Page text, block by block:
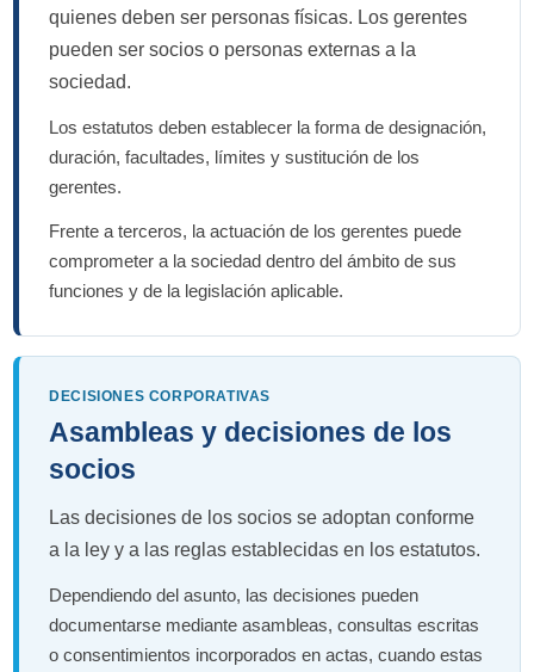
quienes deben ser personas físicas. Los gerentes
pueden ser socios o personas externas a la
sociedad.
Los estatutos deben establecer la forma de designación,
duración, facultades, límites y sustitución de los
gerentes.
Frente a terceros, la actuación de los gerentes puede
comprometer a la sociedad dentro del ámbito de sus
funciones y de la legislación aplicable.
DECISIONES CORPORATIVAS
Asambleas y decisiones de los
socios
Las decisiones de los socios se adoptan conforme
a la ley y a las reglas establecidas en los estatutos.
Dependiendo del asunto, las decisiones pueden
documentarse mediante asambleas, consultas escritas
o consentimientos incorporados en actas, cuando estas